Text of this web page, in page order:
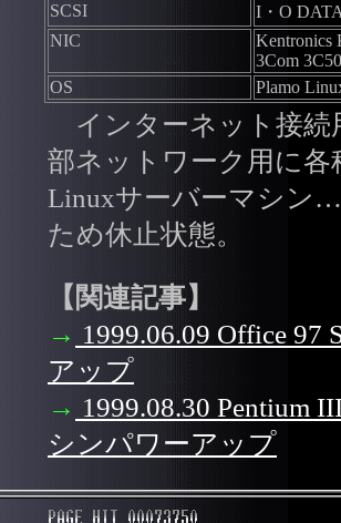
SCSI
I・O
NIC
Kentronics
3Com
OS
Plamo
インターネット接続
部ネットワーク用に
Linuxサーバーマシン
ため休止状態。
【関連記事】
→ 1999.06.09 Office
アップ
→ 1999.08.30 Pentium
シンパワーアップ